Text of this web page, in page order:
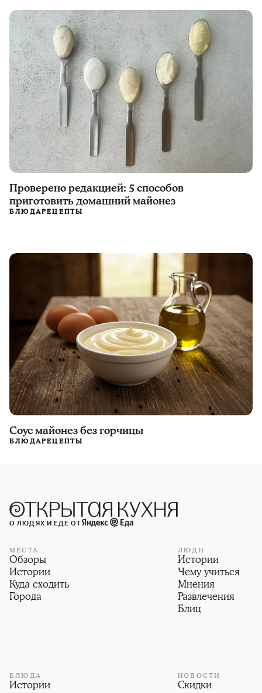
Проверено редакцией: 5 способов
приготовить домашний майонез
БЛЮДАРЕЦЕПТЫ
Соус майонез без горчицы
БЛЮДАРЕЦЕПТЫ
О ЛЮДЯХ И ЕДЕ ОТ
МЕСТА
Обзоры
Истории
Куда сходить
Города
ЛЮДИ
Истории
Чему учиться
Мнения
Развлечения
Блиц
БЛЮДА
Истории
НОВОСТИ
Скидки